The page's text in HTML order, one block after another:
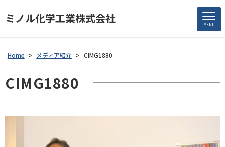
ミノル化学工業株式会社 MENU
Home > メディア紹介 > CIMG1880
CIMG1880